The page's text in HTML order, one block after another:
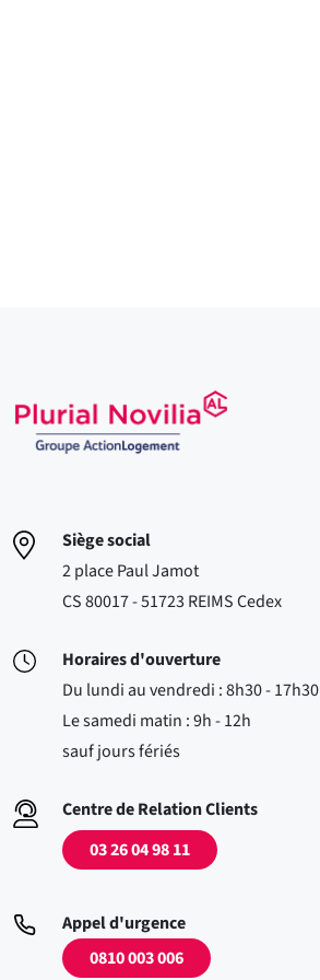
Siège social
2 place Paul Jamot
CS 80017 - 51723 REIMS Cedex
Horaires d'ouverture
Du lundi au vendredi : 8h30 - 17h30
Le samedi matin : 9h - 12h
sauf jours fériés
Centre de Relation Clients
03 26 04 98 11
Appel d'urgence
0810 003 006